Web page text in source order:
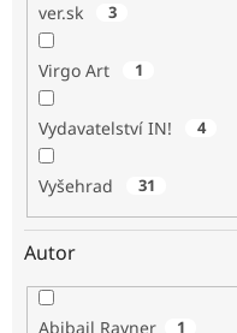
ver.sk 3
Virgo Art 1
Vydavatelství IN! 4
Vyšehrad 31
Autor
Abibail Rayner 1